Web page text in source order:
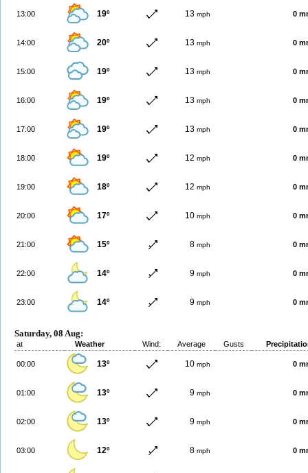
13:00 19º 13 mph 0
14:00 20º 13 mph 0
15:00 19º 13 mph 0
16:00 19º 13 mph 0
17:00 19º 13 mph 0
18:00 19º 12 mph 0
19:00 18º 12 mph 0
20:00 17º 10 mph 0
21:00 15º 8 mph 0
22:00 14º 9 mph 0
23:00 14º 9 mph 0
Saturday, 08 Aug:
at Weather Wind: Average Gusts
00:00 13º 10 mph 0
01:00 13º 9 mph 0
02:00 13º 9 mph 0
03:00 12º 8 mph 0